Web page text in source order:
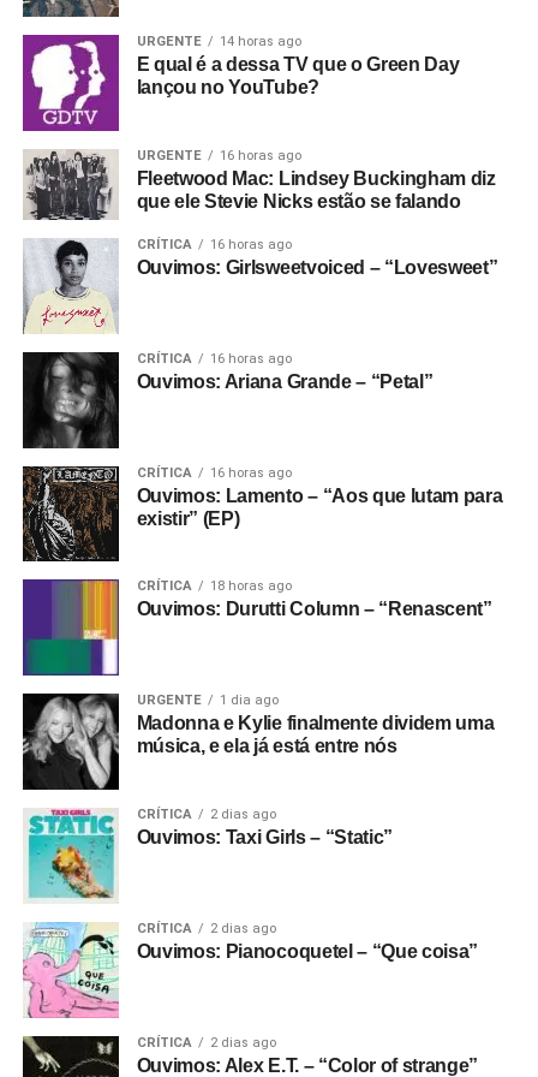
Fantasma funcionando todo dia.
E se ainda não assinou, dá tempo:
assine a
newslettere receba nossos posts direto no e-
mail.
No meio da porradaria crusty, vale citar os vocais
femininos (a vocalista é Helô Knup) e a preocupação da
banda em fazer melodias bonitas e pesadas, e criar um
ambiente sonoro que permita que as letras sejam quase
100% entendidas sem encarte. Ouça hoje mesmo.
Gostou do texto? Seu apoio mantém o Pop
Fantasma funcionando todo dia.
E se ainda não assinou, dá tempo:
newsletter
mail.
URGENTE 14 horas ago
E qual é a dessa TV que o Green Day
lançou no YouTube?
URGENTE 16 horas ago
Fleetwood Mac: Lindsey Buckingham diz
que ele Stevie Nicks estão se falando
CRÍTICA 16 horas ago
Ouvimos: Girlsweetvoiced – “Lovesweet”
CRÍTICA 16 horas ago
Ouvimos: Ariana Grande – “Petal”
CRÍTICA 16 horas ago
Ouvimos: Lamento – “Aos que lutam para
existir” (EP)
CRÍTICA 18 horas ago
Ouvimos: Durutti Column – “Renascent”
URGENTE 1 dia ago
Madonna e Kylie finalmente dividem uma
música, e ela já está entre nós
CRÍTICA 2 dias ago
Ouvimos: Taxi Girls – “Static”
CRÍTICA 2 dias ago
Ouvimos: Pianocoquetel – “Que coisa”
CRÍTICA 2 dias ago
Ouvimos: Alex E.T. – “Color of strange”